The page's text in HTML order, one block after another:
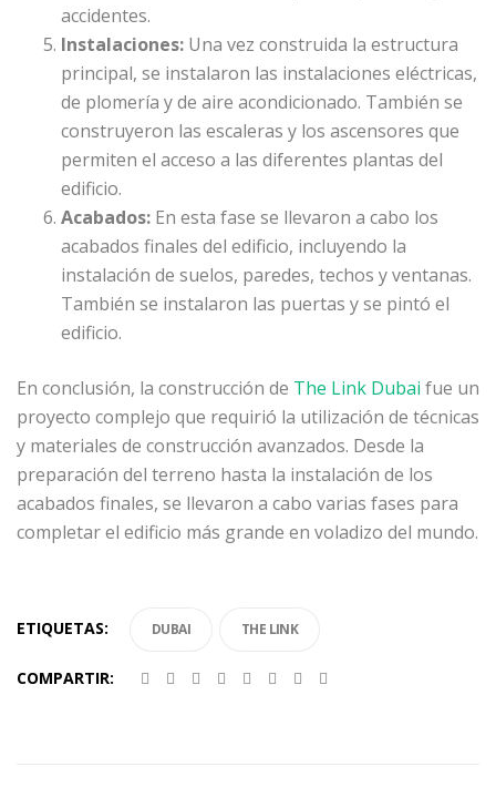
accidentes.
Instalaciones: Una vez construida la estructura
principal, se instalaron las instalaciones eléctricas,
de plomería y de aire acondicionado. También se
construyeron las escaleras y los ascensores que
permiten el acceso a las diferentes plantas del
edificio.
Acabados: En esta fase se llevaron a cabo los
acabados finales del edificio, incluyendo la
instalación de suelos, paredes, techos y ventanas.
También se instalaron las puertas y se pintó el
edificio.
En conclusión, la construcción de The Link Dubai fue un
proyecto complejo que requirió la utilización de técnicas
y materiales de construcción avanzados. Desde la
preparación del terreno hasta la instalación de los
acabados finales, se llevaron a cabo varias fases para
completar el edificio más grande en voladizo del mundo.
ETIQUETAS: DUBAI THE LINK
COMPARTIR: